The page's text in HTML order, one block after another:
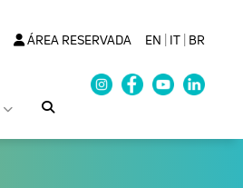
ÁREA RESERVADA EN | IT| BR